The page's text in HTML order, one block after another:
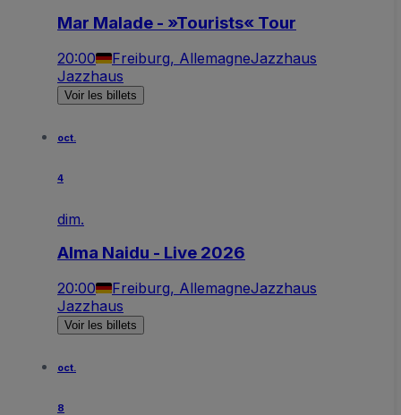
Mar Malade - »Tourists« Tour
20:00 Freiburg, AllemagneJazzhaus
Jazzhaus
Voir les billets
oct.
4
dim.
Alma Naidu - Live 2026
20:00 Freiburg, AllemagneJazzhaus
Jazzhaus
Voir les billets
oct.
8